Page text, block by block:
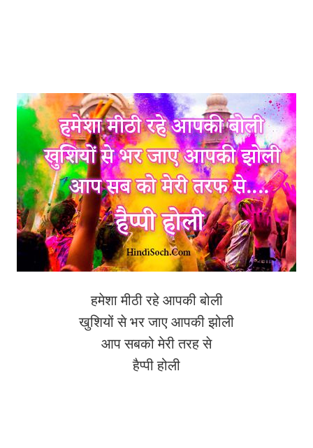
हमेशा मीठी रहे आपकी बोली
खुशियों से भर जाए आपकी झोली
आप सबको मेरी तरह से
हैप्पी होली